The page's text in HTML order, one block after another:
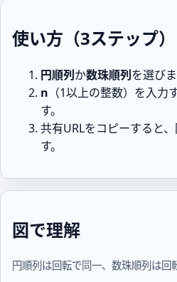
使い方（3ステップ）
円順列か数珠順列を選びま
n （1以上の整数）を入
す。
共有URLをコピーすると
す。
図で理解
円順列は回転で同一、数珠順列は回